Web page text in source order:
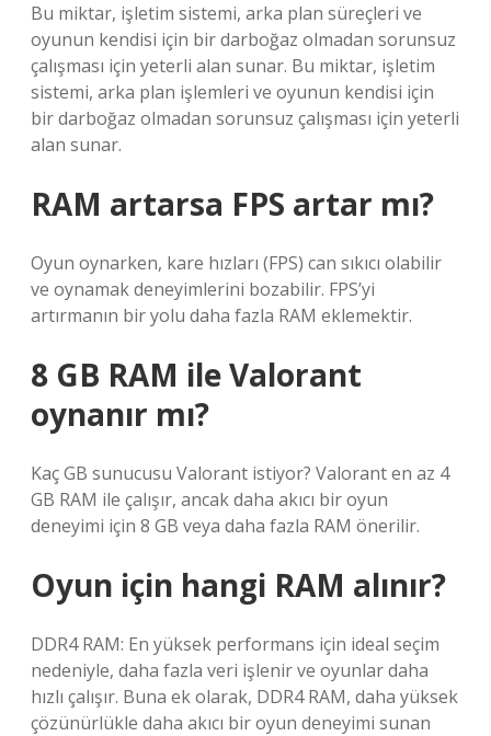
Bu miktar, işletim sistemi, arka plan süreçleri ve
oyunun kendisi için bir darboğaz olmadan sorunsuz
çalışması için yeterli alan sunar. Bu miktar, işletim
sistemi, arka plan işlemleri ve oyunun kendisi için
bir darboğaz olmadan sorunsuz çalışması için yeterli
alan sunar.
RAM artarsa FPS artar mı?
Oyun oynarken, kare hızları (FPS) can sıkıcı olabilir
ve oynamak deneyimlerini bozabilir. FPS’yi
artırmanın bir yolu daha fazla RAM eklemektir.
8 GB RAM ile Valorant
oynanır mı?
Kaç GB sunucusu Valorant istiyor? Valorant en az 4
GB RAM ile çalışır, ancak daha akıcı bir oyun
deneyimi için 8 GB veya daha fazla RAM önerilir.
Oyun için hangi RAM alınır?
DDR4 RAM: En yüksek performans için ideal seçim
nedeniyle, daha fazla veri işlenir ve oyunlar daha
hızlı çalışır. Buna ek olarak, DDR4 RAM, daha yüksek
çözünürlükle daha akıcı bir oyun deneyimi sunan